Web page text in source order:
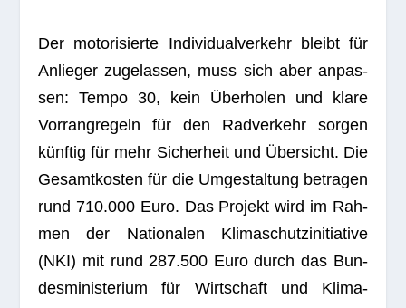
Der moto­ri­sierte Indi­vi­du­al­ver­kehr bleibt für
Anlie­ger zuge­las­sen, muss sich aber anpas­
sen: Tempo 30, kein Über­ho­len und klare
Vor­rang­re­geln für den Rad­ver­kehr sor­gen
künf­tig für mehr Sicher­heit und Über­sicht. Die
Gesamt­kos­ten für die Umge­stal­tung betra­gen
rund 710.000 Euro. Das Pro­jekt wird im Rah­
men der Natio­na­len Kli­ma­schutz­in­itia­tive
(NKI) mit rund 287.500 Euro durch das Bun­
des­mi­nis­te­rium für Wirt­schaft und Kli­ma­